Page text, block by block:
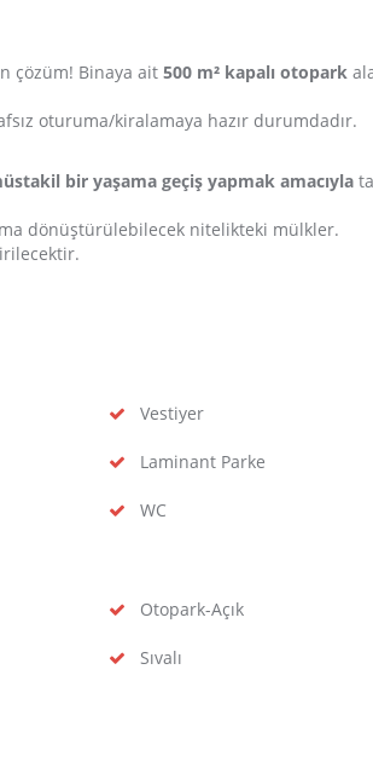
çözüm! Binaya ait 500 m² kapalı otopark
oturuma/kiralamaya hazır durumdadır.
bir yaşama geçiş yapmak amacıyla
dönüştürülebilecek nitelikteki mülkler.
Vestiyer
Laminant Parke
WC
Otopark-Açık
Sıvalı